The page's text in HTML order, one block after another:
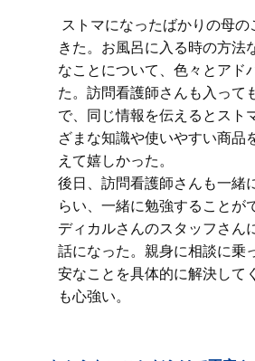
ストマになったばかりの母の
きた。お風呂に入る時の方法
なことについて、色々とアド
た。訪問看護師さんも入って
で、同じ情報を伝えるとスト
ざまな知識や使いやすい商品
えて嬉しかった。
後日、訪問看護師さんも一緒
らい、一緒に勉強することが
ディカルさんのスタッフさん
話になった。親身に相談に乗
安なことを具体的に解決して
も心強い。